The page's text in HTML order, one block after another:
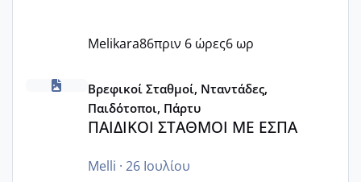
Melikara86πριν 6 ώρες6 ωρ
ΠΑΙΔΙΚΟΙ ΣΤΑΘΜΟΙ ΜΕ ΕΣΠΑ
Βρεφικοί Σταθμοί, Νταντάδες,
Παιδότοποι, Πάρτυ
ΠΑΙΔΙΚΟΙ ΣΤΑΘΜΟΙ ΜΕ ΕΣΠΑ
Melli · 26 Ιουλίου